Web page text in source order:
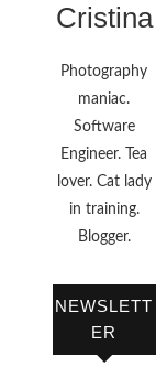
Cristina
Photography
maniac.
Software
Engineer. Tea
lover. Cat lady
in training.
Blogger.
NEWSLETT
ER